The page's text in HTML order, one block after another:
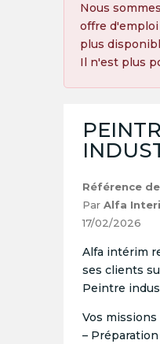
Nous
offre
plus
Il n'est plus
Référence
Par Alfa
17/02/2026
Alfa intérim
ses clients
Peintre
Vos missions
–